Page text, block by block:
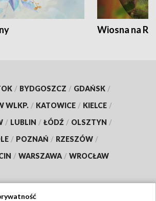
Wiosna na
/ BYDGOSZCZ / GDAŃSK /
WLKP. / KATOWICE / KIELCE /
/ LUBLIN / ŁÓDŹ / OLSZTYN /
/ POZNAŃ / RZESZÓW /
/ WARSZAWA / WROCŁAW